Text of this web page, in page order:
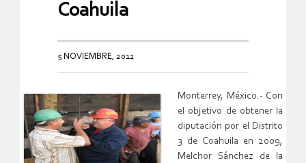
Coahuila
5 NOVIEMBRE, 2012
Monterrey, México.- Con
el objetivo de obtener la
diputación por el Distrito
3 de Coahuila en 2009,
Melchor Sánchez de la